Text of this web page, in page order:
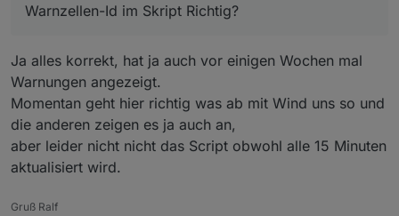
return result;
function getUWZUrgency (warnName){
var result
var alert = warnName.split(
if
(alert[ 1] == "forewarn" ) {
    }
Warnzellen-Id im Skript Richtig?
Ja alles korrekt, hat ja auch vor einigen Wochen mal
Warnungen angezeigt.
Momentan geht hier richtig was ab mit Wind uns so und
die anderen zeigen es ja auch an,
aber leider nicht nicht das Script obwohl alle 15 Minuten
aktualisiert wird.
Gruß Ralf